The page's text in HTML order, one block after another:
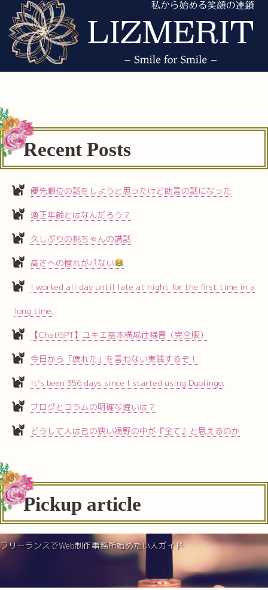
Recent Posts
優先順位の話をしようと思ったけど助言の話になった
適正年齢とはなんだろう？
久しぶりの桃ちゃんの講話
高さへの憧れがパない
I worked all day until late at night for the first time in a
long time.
【ChatGPT】ユキエ基本構成仕様書（完全版）
今日から「疲れた」を言わない実践するぞ！
It’s been 356 days since I started using Duolingo.
ブログとコラムの明確な違いは？
どうして人は己の狭い視野の中が『全て』と思えるのか
Pickup article
フリーランスでWeb制作事務所始めたい人ガイド